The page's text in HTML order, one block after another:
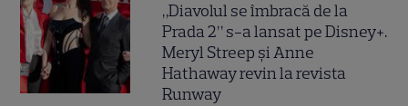
„Diavolul se îmbracă de la
Prada 2” s-a lansat pe Disney+.
Meryl Streep și Anne
Hathaway revin la revista
Runway